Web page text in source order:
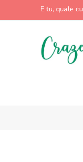
E tu, quale